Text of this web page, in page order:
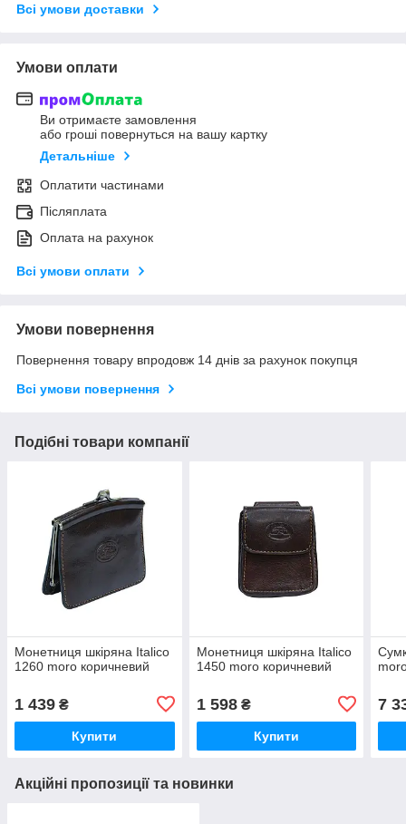
Всі умови доставки
Умови оплати
Ви отримаєте замовлення
або гроші повернуться на вашу картку
Детальніше
Оплатити частинами
Післяплата
Оплата на рахунок
Всі умови оплати
Умови повернення
Повернення товару впродовж 14 днів за рахунок покупця
Всі умови повернення
Подібні товари компанії
Монетниця шкіряна Italico
1260 moro коричневий
1 439 ₴
Купити
Монетниця шкіряна Italico
1450 moro коричневий
1 598₴
Купити
7
Акційні пропозиції та новинки